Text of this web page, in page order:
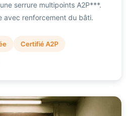
serrure multipoints A2P***.
avec renforcement du bâti.
Certifié A2P